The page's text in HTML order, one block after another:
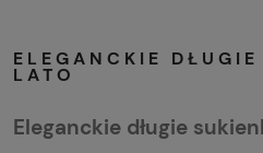
ELEGANCKIE
LATO
Eleganckie długie